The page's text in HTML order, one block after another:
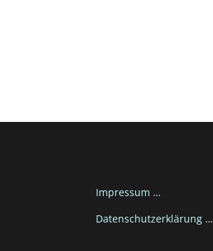
Impressum …
Datenschutzerklärung …